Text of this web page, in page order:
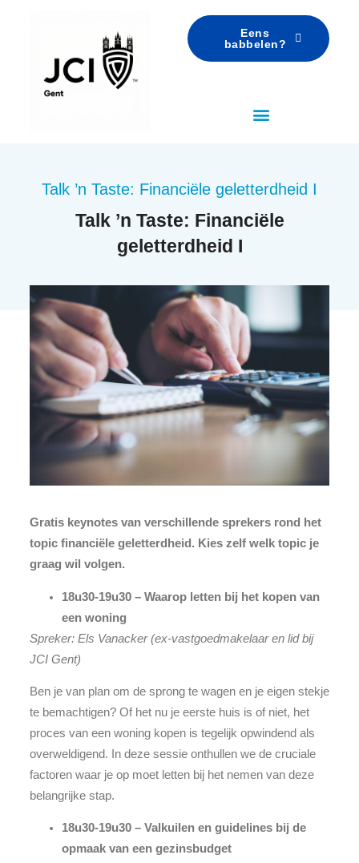
Eens
babbelen?
Talk ’n Taste: Financiële geletterdheid I
Talk ’n Taste: Financiële
geletterdheid I
Gratis keynotes van verschillende sprekers rond het
topic financiële geletterdheid. Kies zelf welk topic je
graag wil volgen.
18u30-19u30 – Waarop letten bij het kopen van
een woning
Spreker: Els Vanacker (ex-vastgoedmakelaar en lid bij
JCI Gent)
Ben je van plan om de sprong te wagen en je eigen stekje
te bemachtigen? Of het nu je eerste huis is of niet, het
proces van een woning kopen is tegelijk opwindend als
overweldigend. In deze sessie onthullen we de cruciale
factoren waar je op moet letten bij het nemen van deze
belangrijke stap.
18u30-19u30 – Valkuilen en guidelines bij de
opmaak van een gezinsbudget